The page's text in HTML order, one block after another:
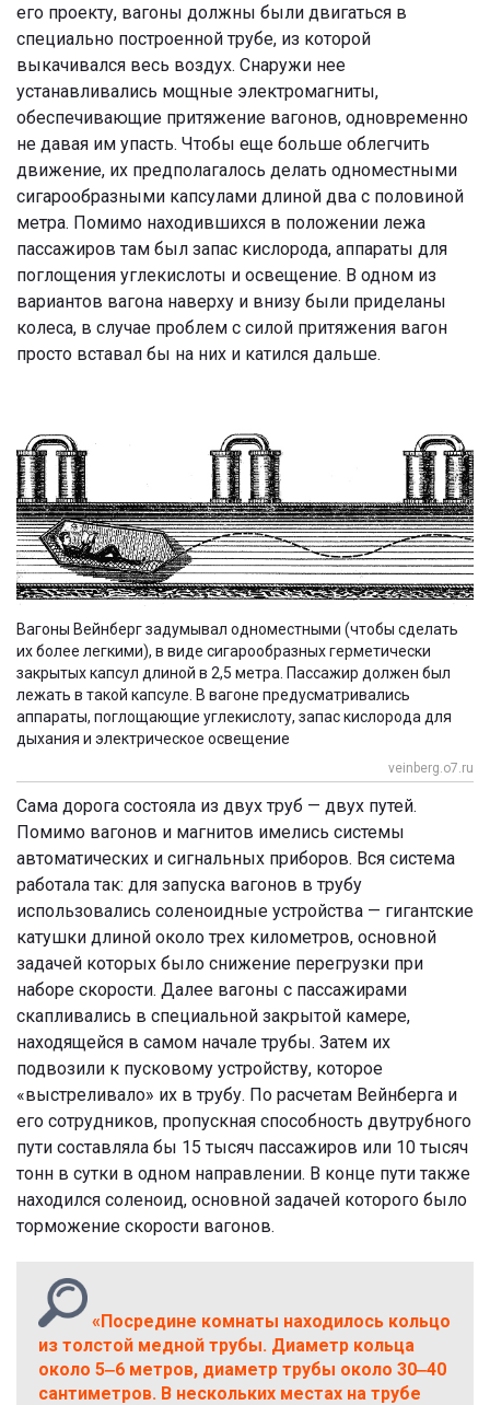
его проекту, вагоны должны были двигаться в
специально построенной трубе, из которой
выкачивался весь воздух. Снаружи нее
устанавливались мощные электромагниты,
обеспечивающие притяжение вагонов, одновременно
не давая им упасть. Чтобы еще больше облегчить
движение, их предполагалось делать одноместными
сигарообразными капсулами длиной два с половиной
метра. Помимо находившихся в положении лежа
пассажиров там был запас кислорода, аппараты для
поглощения углекислоты и освещение. В одном из
вариантов вагона наверху и внизу были приделаны
колеса, в случае проблем с силой притяжения вагон
просто вставал бы на них и катился дальше.
Вагоны Вейнберг задумывал одноместными (чтобы сделать
их более легкими), в виде сигарообразных герметически
закрытых капсул длиной в 2,5 метра. Пассажир должен был
лежать в такой капсуле. В вагоне предусматривались
аппараты, поглощающие углекислоту, запас кислорода для
дыхания и электрическое освещение
veinberg.o7.ru
Сама дорога состояла из двух труб — двух путей.
Помимо вагонов и магнитов имелись системы
автоматических и сигнальных приборов. Вся система
работала так: для запуска вагонов в трубу
использовались соленоидные устройства — гигантские
катушки длиной около трех километров, основной
задачей которых было снижение перегрузки при
наборе скорости. Далее вагоны с пассажирами
скапливались в специальной закрытой камере,
находящейся в самом начале трубы. Затем их
подвозили к пусковому устройству, которое
«выстреливало» их в трубу. По расчетам Вейнберга и
его сотрудников, пропускная способность двутрубного
пути составляла бы 15 тысяч пассажиров или 10 тысяч
тонн в сутки в одном направлении. В конце пути также
находился соленоид, основной задачей которого было
торможение скорости вагонов.
«Посредине комнаты находилось кольцо
из толстой медной трубы. Диаметр кольца
около 5‒6 метров, диаметр трубы около 30‒40
сантиметров. В нескольких местах на трубе